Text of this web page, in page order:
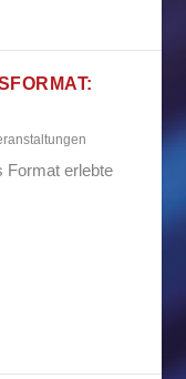
Format erlebte